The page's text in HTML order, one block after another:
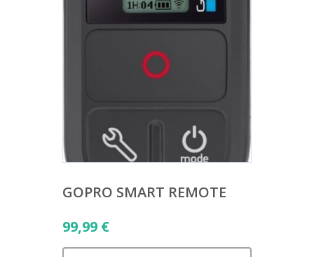
GOPRO SMART REMOTE
99,99 €